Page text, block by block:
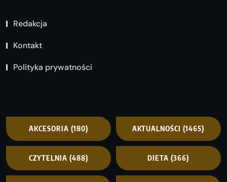
Redakcja
Kontakt
Polityka prywatności
AKCESORIA (180) AKTUALNOŚCI (1465)
CZYTELNIA (488) DIETA (366)